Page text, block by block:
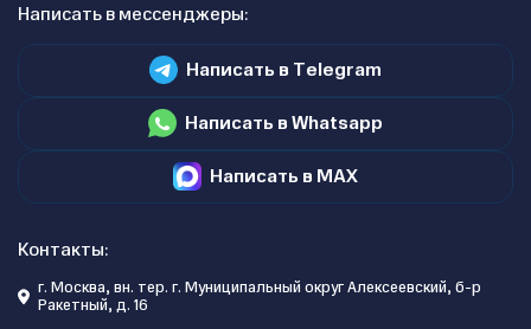
Написать в мессенджеры:
Написать в Telegram
Написать в Whatsapp
Написать в MAX
Контакты:
г. Москва, вн. тер. г. Муниципальный округ Алексеевский, б-р
Ракетный, д. 16